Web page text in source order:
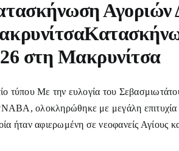
Αγοριών
στη Μακρυνίτσα
τύπου Με την ευλογία του
ολοκληρώθηκε με μεγάλη επιτυχία
ήταν αφιερωμένη σε νεοφανείς Αγίους